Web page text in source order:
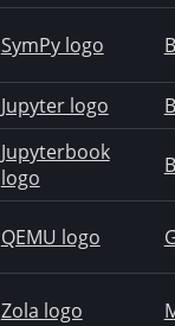
SymPy logo
Jupyter logo
Jupyterbook
logo
QEMU logo
Zola logo